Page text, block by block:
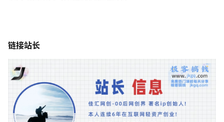
链接站长